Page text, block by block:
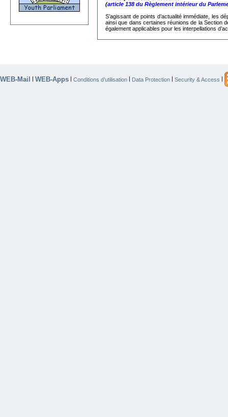
(article 138 du Règlement intérieur du
S’agissant depoints d’actualité immédiate, les
ainsi que dans certaines réunions de la Section
également applicables pour les interpellations
WEB-Mail | WEB-Apps | Conditions d’utilisation | Data Protection | Security & Access |